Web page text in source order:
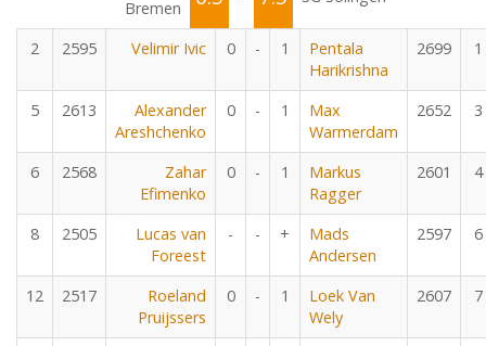
Bremen
2 2595 Velimir Ivic 0 - 1
Pentala
Harikrishna
2699 1
5 2613
Alexander
Areshchenko
0 - 1
Max
Warmerdam
2652 3
6 2568
Zahar
Efimenko
0 - 1
Markus
Ragger
2601 4
8 2505
Lucas van
Foreest
- - +
Mads
Andersen
2597 6
12 2517
Roeland
Pruijssers
0 - 1
Loek Van
Wely
2607 7